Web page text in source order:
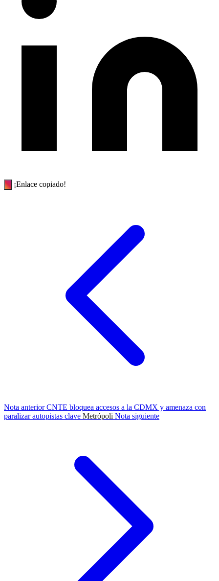
¡Enlace copiado!
Nota anteriorCNTE bloquea accesos a la CDMX y amenaza con
paralizar autopistas clave Metrópoli Nota siguiente